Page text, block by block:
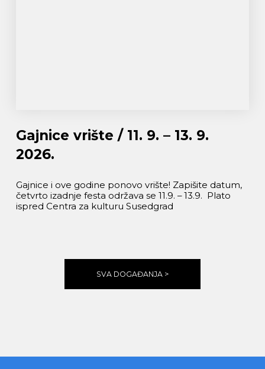
Gajnice vrište / 11. 9. – 13. 9.
2026.
Gajnice i ove godine ponovo vrište! Zapišite datum,
četvrto izadnje festa održava se 11.9. – 13.9. Plato
ispred Centra za kulturu Susedgrad
SVA DOGAĐANJA >